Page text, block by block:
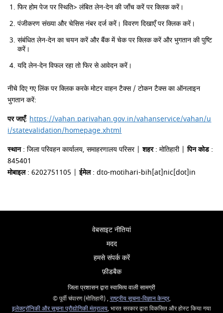
फिर होम पेज पर स्थिति> लंबित लेन-देन की जाँच करें पर क्लिक करें।
पंजीकरण संख्या और चेसिस नंबर दर्ज करें। विवरण दिखाएँ पर क्लिक करें।
संबंधित लेन-देन का चयन करें और बैंक में चेक पर क्लिक करें और भुगतान की पुष्टि
करें।
यदि लेन-देन विफल रहा तो फिर से आवेदन करें।
नीचे दिए गए लिंक पर क्लिक करके मोटर वाहन टैक्स / टोकन टैक्स का ऑनलाइन
भुगतान करें:
पर जाएँ: https://vahan.parivahan.gov.in/vahanservice/vahan/u
i/statevalidation/homepage.xhtml
स्थान: जिला परिवहन कार्यालय, समाहरणालय परिसर |शहर: मोतिहारी |पिन कोड:
845401
मोबाइल: 6202751105 |ईमेल: dto-motihari-bih[at]nic[dot]in
वेबसाइट नीतियां
मदद
हमसे संपर्क करें
फ़ीडबैक
जिला प्रशासन द्वारा स्वामित्व वाली सामग्री
© पूर्वी चंपारण (मोतिहारी) , राष्ट्रीय सूचना-विज्ञान केन्द्र,
इलेक्‍ट्रॉनिकी और सूचना प्रौद्योगिकी मंत्रालय, भारत सरकार द्वारा विकसित और होस्ट किया गया